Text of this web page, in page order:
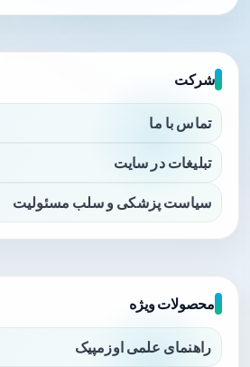
شرکت
تماس با ما
تبلیغات در سایت
سیاست پزشکی و سلب مسئولیت
محصولات ویژه
راهنمای علمی اوزمپیک